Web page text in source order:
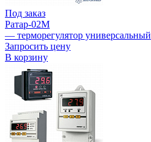
Под заказ
Ратар-02М
— терморегулятор универсальный
Запросить цену
В корзину